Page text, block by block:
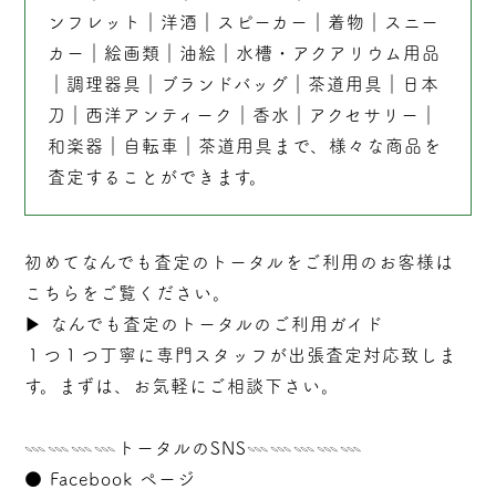
ンフレット
洋酒 スピーカー 着物
スニー
カー
絵画類 油絵
水槽・アクアリウム用品
調理器具 ブランドバッグ ｜茶道用具｜
日本
刀
西洋アンティーク 香水 アクセサリー
和楽器
自転車 茶道用具 まで、様々な商品を
査定することができます。
初めてなんでも査定のトータルをご利用のお客様は
こちらをご覧ください。
▶︎
なんでも査定のトータルのご利用ガイド
１つ１つ丁寧に専門スタッフが出張査定対応致しま
す。まずは、お気軽にご相談下さい。
𓇠𓇠𓇠𓇠トータルのSNS𓇠𓇠𓇠𓇠𓇠
● Facebook ページ